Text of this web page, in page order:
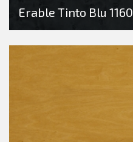
Erable Tinto Blu 1160